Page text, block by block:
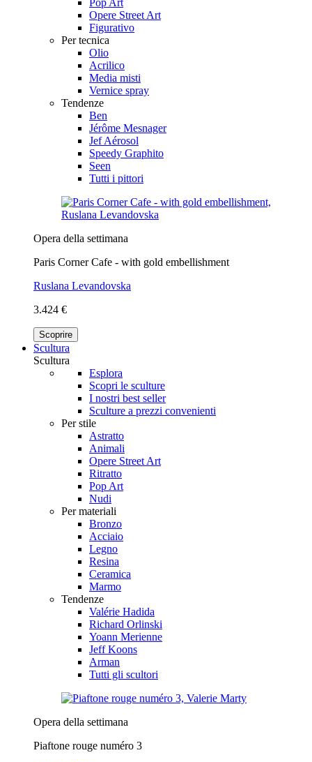
Opere Street Art
Figurativo
Per tecnica
Olio
Acrilico
Media misti
Vernice spray
Tendenze
Ben
Jérôme Mesnager
Jef Aérosol
Speedy Graphito
Seen
Tutti i pittori
Opera della settimana
Paris Corner Cafe - with gold embellishment
Ruslana Levandovska
3.424 €
Scoprire
Scultura
Scultura
Esplora
Scopri le sculture
I nostri best seller
Sculture a prezzi convenienti
Per stile
Astratto
Animali
Opere Street Art
Ritratto
Pop Art
Nudi
Per materiali
Bronzo
Acciaio
Legno
Resina
Ceramica
Marmo
Tendenze
Valérie Hadida
Richard Orlinski
Yoann Merienne
Jeff Koons
Arman
Tutti gli scultori
Opera della settimana
Piaftone rouge numéro 3